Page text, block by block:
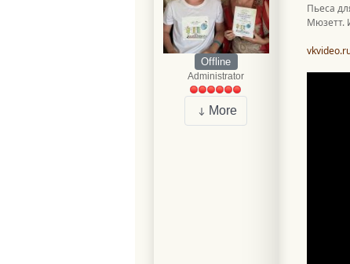
Offline
Administrator
More
Пьеса
Мюзетт.